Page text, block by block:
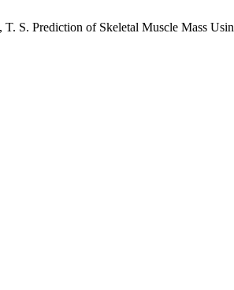
T. S. Prediction of Skeletal Muscle Mass